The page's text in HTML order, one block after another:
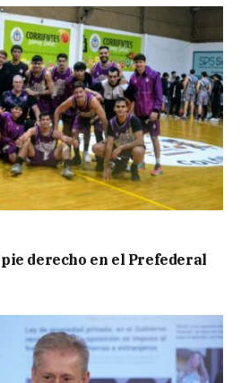
derecho en el Prefederal